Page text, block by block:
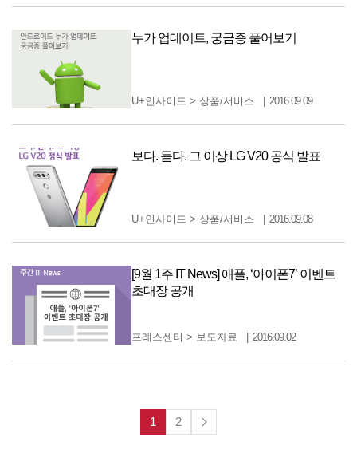
누가 업데이트, 궁금증 풀어보기
U+인사이드 >상품/서비스 2016.09.09
보다. 듣다. 그 이상 LG V20 공식 발표
U+인사이드 >상품/서비스 2016.09.08
[9월 1주 IT News] 애플, ‘아이폰7’ 이벤트
초대장 공개
프레스센터 > 보도자료 2016.09.02
1 2